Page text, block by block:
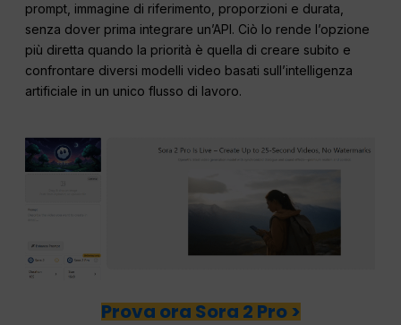
prompt, immagine di riferimento, proporzioni e durata,
senza dover prima integrare un’API. Ciò lo rende l’opzione
più diretta quando la priorità è quella di creare subito e
confrontare diversi modelli video basati sull’intelligenza
artificiale in un unico flusso di lavoro.
Prova ora Sora 2 Pro >